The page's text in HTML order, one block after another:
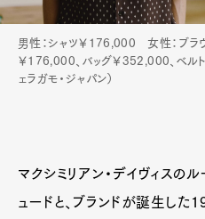
男性：シャツ￥176,000 女性：ブラ
￥176,000、バッグ￥352,000、ベル
ェラガモ・ジャパン）
マクシミリアン・デイヴィスの
ュードと、ブランドが誕生し